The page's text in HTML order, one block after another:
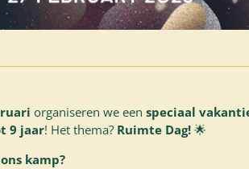
organiseren we een speciaal
9 jaar! Het thema? Ruimte Dag!🌟
kamp?